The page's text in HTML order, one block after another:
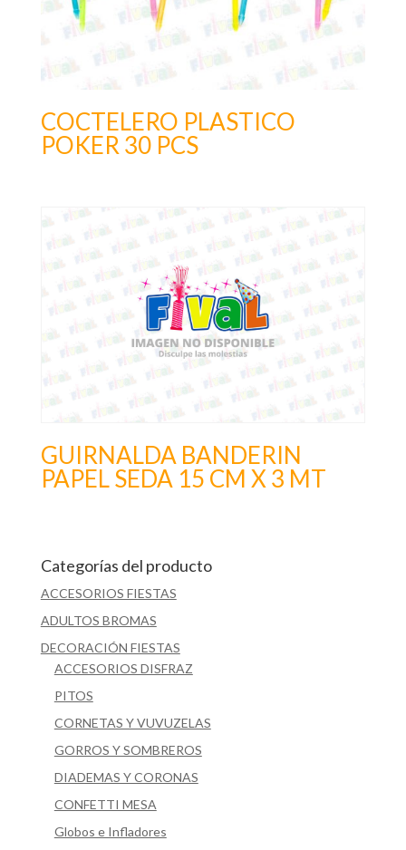
COCTELERO PLASTICO
POKER 30 PCS
GUIRNALDA BANDERIN
PAPEL SEDA 15 CM X 3 MT
Categorías del producto
ACCESORIOS FIESTAS
ADULTOS BROMAS
DECORACIÓN FIESTAS
ACCESORIOS DISFRAZ
PITOS
CORNETAS Y VUVUZELAS
GORROS Y SOMBREROS
DIADEMAS Y CORONAS
CONFETTI MESA
Globos e Infladores